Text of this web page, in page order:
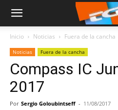
Inicio Noticias Fuera de la cancha
Noticias Fuera de la cancha
Compass IC
2017
Por Sergio Goloubintseff - 11/08/2017